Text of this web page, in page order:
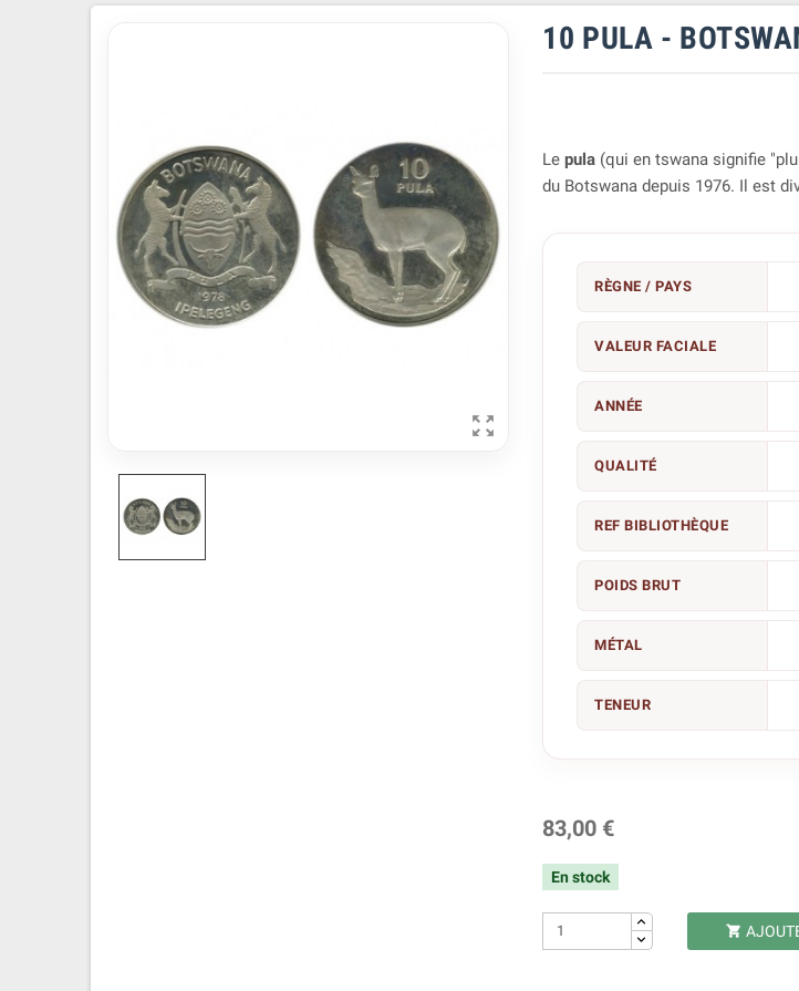

10 PULA -
Lepula (qui entswana signifie
du Botswana depuis 1976. Il est
RÈGNE / PAYS
VALEUR FACIALE
ANNÉE
QUALITÉ
REF BIBLIOTHÈQUE
POIDS BRUT
MÉTAL
TENEUR
83,00 €
En stock
